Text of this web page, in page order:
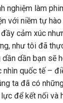
nghiệm làm
với niềm tự
cảm xúc
như tôi đã
dần bạn sẽ
quốc tế –
ta đã có
để kết nối và